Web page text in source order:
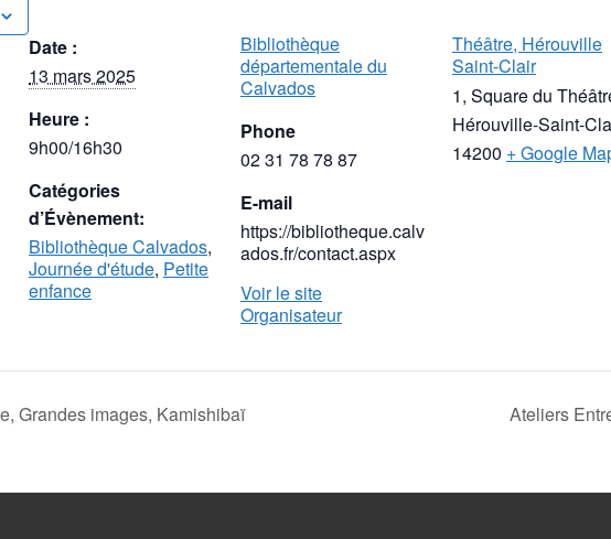
Date :
13 mars 2025
Heure :
9h00/16h30
Catégories
d’Évènement:
Bibliothèque Calvados,
Journée d'étude, Petite
enfance
Bibliothèque
départementale du
Calvados
Phone
02 31 78 78 87
E-mail
https://bibliotheque.calv
ados.fr/contact.aspx
Voir le site
Organisateur
Théâtre, Hérouville
Saint-Clair
1, Square du
Hérouville-Saint-
14200 + Google
Grandes images, Kamishibaï Ateliers